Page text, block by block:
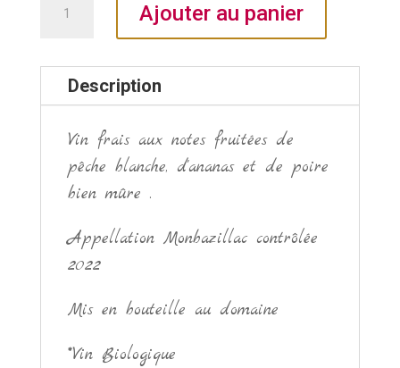
Tradition
Bio
75cl.
Ajouter au panier
Description
Vin frais aux notes fruitées de
pêche blanche, d'ananas et de poire
bien mûre .
Appellation Monbazillac contrôlée
2022
Mis en bouteille au domaine
*Vin Biologique